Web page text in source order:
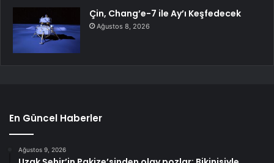
Çin, Chang’e-7 ile Ay’ı Keşfedecek
Ağustos 8, 2026
En Güncel Haberler
Ağustos 9, 2026